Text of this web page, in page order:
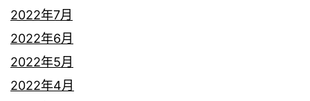
2022年7月
2022年6月
2022年5月
2022年4月